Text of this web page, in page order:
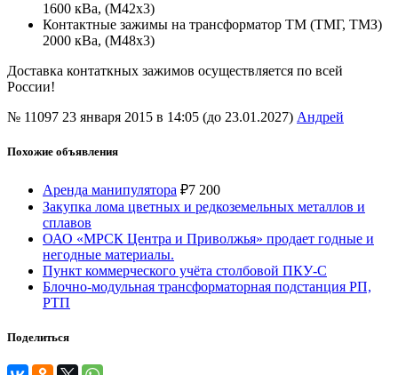
1600 кВа, (М42х3)
Контактные зажимы на трансформатор ТМ (ТМГ, ТМЗ)
2000 кВа, (М48х3)
Доставка контаткных зажимов осуществляется по всей
России!
№ 11097 23 января 2015 в 14:05 (до 23.01.2027) Андрей
Похожие объявления
Аренда манипулятора ₽7 200
Закупка лома цветных и редкоземельных металлов и
сплавов
ОАО «МРСК Центра и Приволжья» продает годные и
негодные материалы.
Пункт коммерческого учёта столбовой ПКУ-С
Блочно-модульная трансформаторная подстанция РП,
РТП
Поделиться